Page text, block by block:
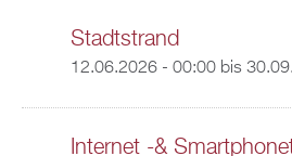
Stadtstrand
12.06.2026 - 00:00bis
Internet -&